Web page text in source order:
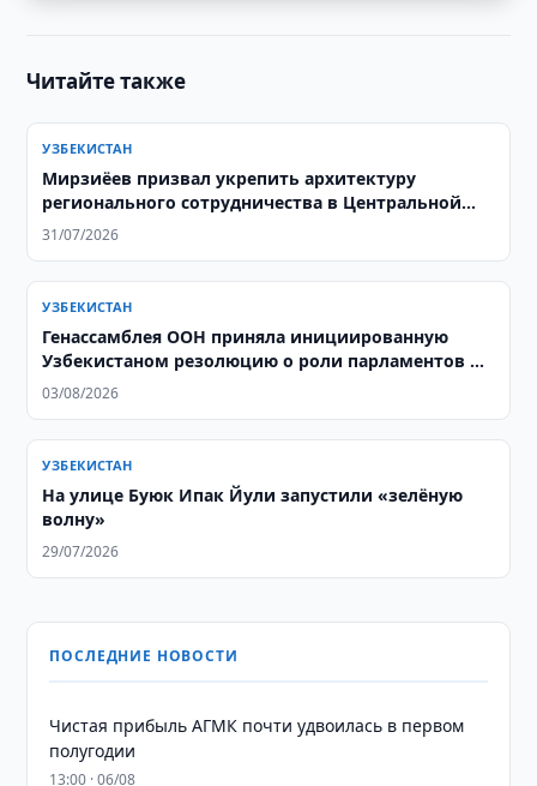
Читайте также
УЗБЕКИСТАН
Мирзиёев призвал укрепить архитектуру
регионального сотрудничества в Центральной
Азии
31/07/2026
УЗБЕКИСТАН
Генассамблея ООН приняла инициированную
Узбекистаном резолюцию о роли парламентов в
социальном развитии
03/08/2026
УЗБЕКИСТАН
На улице Буюк Ипак Йули запустили «зелёную
волну»
29/07/2026
ПОСЛЕДНИЕ НОВОСТИ
Чистая прибыль АГМК почти удвоилась в первом
полугодии
13:00 · 06/08